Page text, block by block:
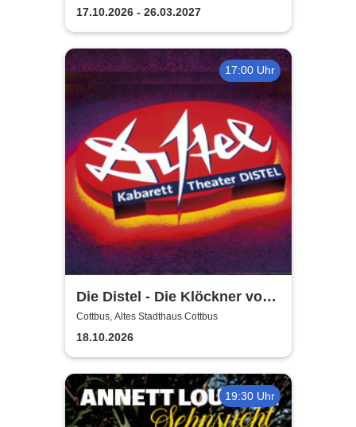
17.10.2026 - 26.03.2027
17:00 Uhr
Die Distel - Die Klöckner von
Instagram
Cottbus, Altes Stadthaus Cottbus
18.10.2026
19:30 Uhr